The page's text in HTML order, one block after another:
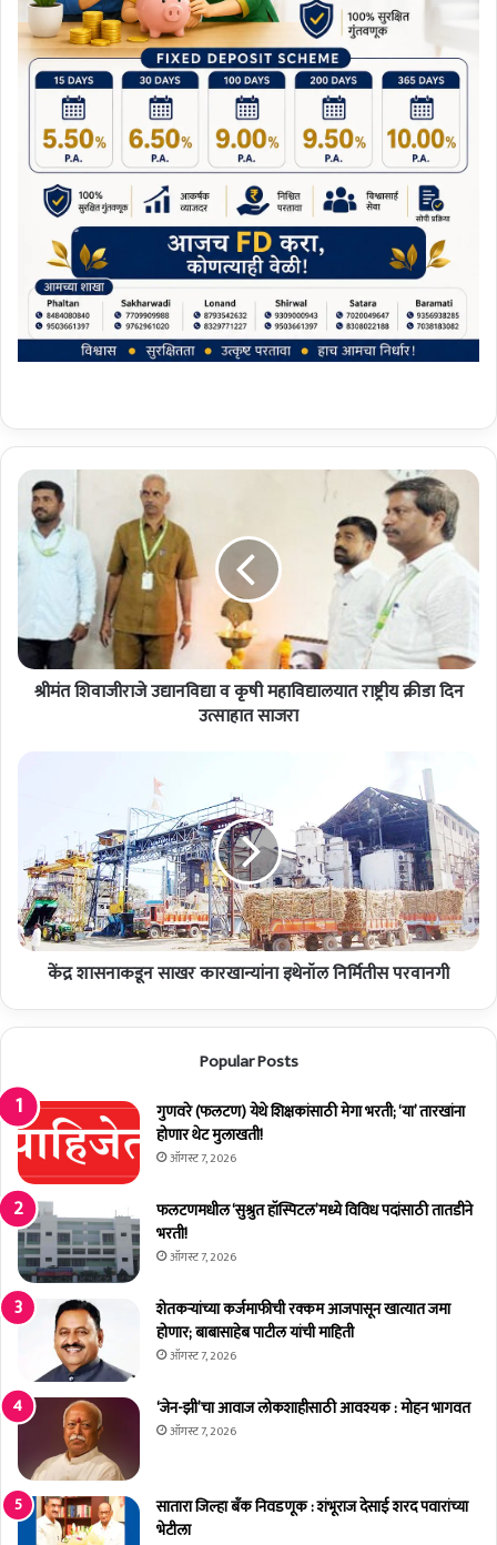
श्री
शि
वा
जे
उ
हा
वि
द्या
ल
रा
क्री
डा
दि
न
उ
त्सा
हा
त
सा
ज
रा
श्रीमंत शिवाजीराजे उद्यानविद्या व कृषी महाविद्यालयात राष्ट्रीय क्रीडा दिन
उत्साहात साजरा
ना
क
डू
न
सा
न्यां
ना
इ
थे
नॉ
ल
नि
र्मि
ती
स
प
न
गी
केंद्र शासनाकडून साखर कारखान्यांना इथेनॉल निर्मितीस परवानगी
Popular Posts
गुणवरे (फलटण) येथे शिक्षकांसाठी मेगा भरती; ‘या’ तारखांना
होणार थेट मुलाखती!
ऑगस्ट 7, 2026
फलटणमधील ‘सुश्रुत हॉस्पिटल’मध्ये विविध पदांसाठी तातडीने
भरती!
ऑगस्ट 7, 2026
शेतकर्‍यांच्या कर्जमाफीची रक्कम आजपासून खात्यात जमा
होणार; बाबासाहेब पाटील यांची माहिती
ऑगस्ट 7, 2026
‘जेन-झी’चा आवाज लोकशाहीसाठी आवश्यक : मोहन भागवत
ऑगस्ट 7, 2026
सातारा जिल्हा बँक निवडणूक : शंभूराज देसाई शरद पवारांच्या
भेटीला